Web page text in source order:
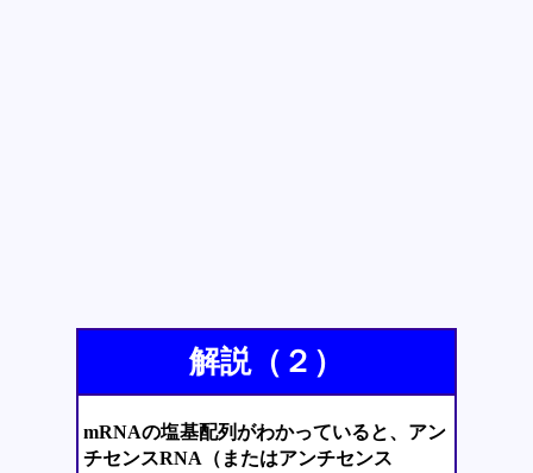
解説（２）
mRNAの塩基配列がわかっていると、アン
チセンスRNA（またはアンチセンス